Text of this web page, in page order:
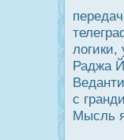
логики,
Раджа
с
Мысль